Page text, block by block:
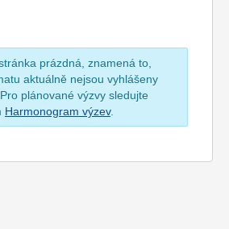
prázdná, znamená to,
aktuálně nejsou vyhlášeny
plánované výzvy sledujte
Harmonogram výzev.